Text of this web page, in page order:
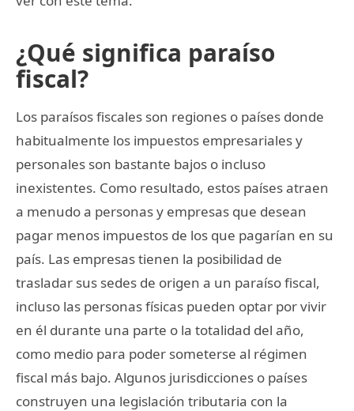
¿Qué significa paraíso
fiscal?
Los paraísos fiscales son regiones o países donde
habitualmente los impuestos empresariales y
personales son bastante bajos o incluso
inexistentes. Como resultado, estos países atraen
a menudo a personas y empresas que desean
pagar menos impuestos de los que pagarían en su
país. Las empresas tienen la posibilidad de
trasladar sus sedes de origen a un paraíso fiscal,
incluso las personas físicas pueden optar por vivir
en él durante una parte o la totalidad del año,
como medio para poder someterse al régimen
fiscal más bajo. Algunos jurisdicciones o países
construyen una legislación tributaria con la